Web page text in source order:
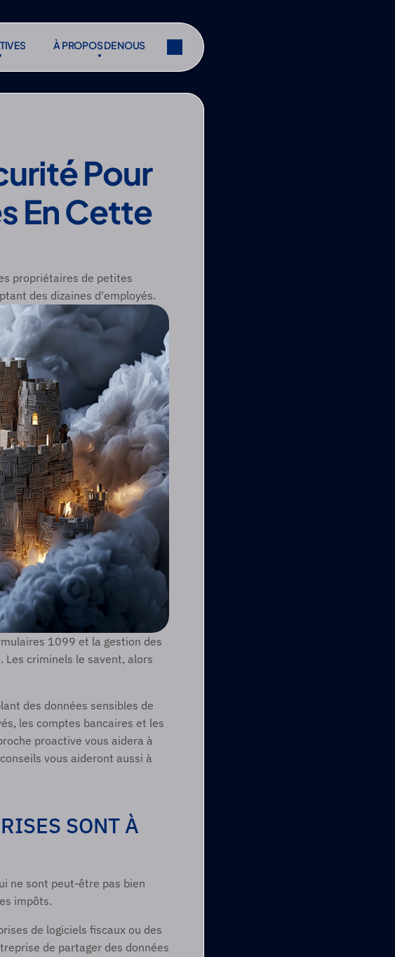
À PROPOS DE NOUS
À PROPOS DE NOUS
S'abonner
Partager
Pour
En Cette
propriétaires de petites
des dizaines d'employés.
1099 et la gestion des
Les criminels le savent, alors
des données sensibles de
les comptes bancaires et les
proactive vous aidera à
vous aideront aussi à
SONT À
ne sont peut-être pas bien
impôts.
de logiciels fiscaux ou des
de partager des données